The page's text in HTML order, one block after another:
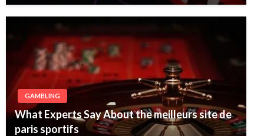
GAMBLING
What Experts Say About the meilleurs site de
paris sportifs